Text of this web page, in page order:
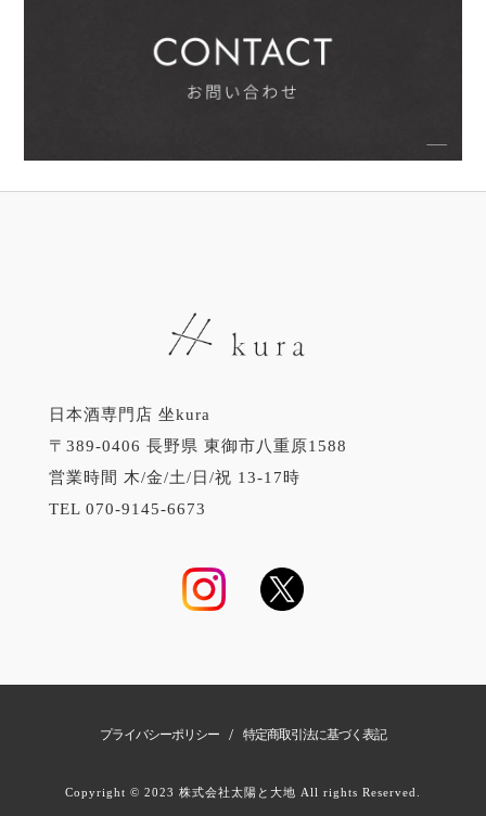
日本酒専門店 坐kura
〒389-0406 長野県 東御市八重原1588
営業時間 木/金/土/日/祝 13-17時
TEL 070-9145-6673
プライバシーポリシー / 特定商取引法に基づく表記
Copyright © 2023 株式会社太陽と大地 All rights Reserved.